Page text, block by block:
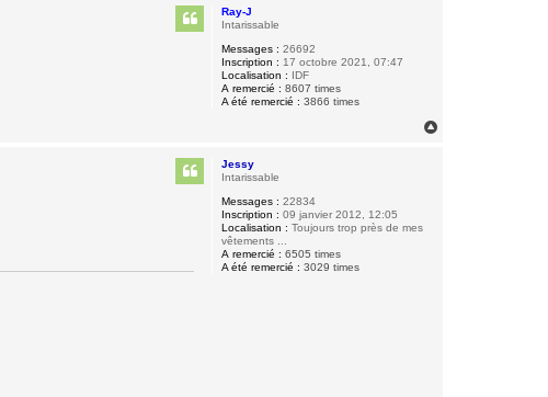
Ray-J
Intarissable
Messages : 26692
Inscription : 17 octobre 2021, 07:47
Localisation : IDF
A remercié : 8607 times
A été remercié : 3866 times
Jessy
Intarissable
Messages : 22834
Inscription : 09 janvier 2012, 12:05
Localisation : Toujours trop près de mes
vêtements ...
A remercié : 6505 times
A été remercié : 3029 times